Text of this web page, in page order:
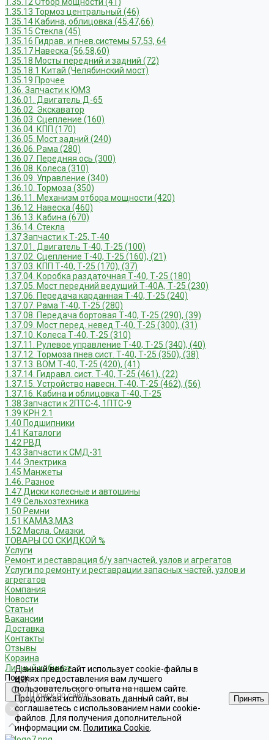
1.35.13 Тормоз центральный (46)
1.35.14 Кабина, облицовка (45,47,66)
1.35.15 Стекла (45)
1.35.16 Гидрав. и пнев.системы 57,53, 64
1.35.17 Навеска (56,58,60)
1.35.18 Мосты передний и задний (72)
1.35.18.1 Китай (Челябинский мост)
1.35.19 Прочее
1.36. Запчасти к ЮМЗ
1.36.01. Двигатель Д-65
1.36.02. Экскаватор
1.36.03. Сцепление (160)
1.36.04. КПП (170)
1.36.05. Мост задний (240)
1.36.06. Рама (280)
1.36.07. Передняя ось (300)
1.36.08. Колеса (310)
1.36.09. Управление (340)
1.36.10. Тормоза (350)
1.36.11. Механизм отбора мощности (420)
1.36.12. Навеска (460)
1.36.13. Кабина (670)
1.36.14. Стекла
1.37 Запчасти к Т-25, Т-40
1.37.01. Двигатель Т-40, Т-25 (100)
1.37.02. Сцепление Т-40, Т-25 (160), (21)
1.37.03. КПП Т-40, Т-25 (170), (37)
1.37.04. Коробка раздаточная Т-40, Т-25 (180)
1.37.05. Мост передний ведущий Т-40А, Т-25 (230)
1.37.06. Передача карданная Т-40, Т-25 (240)
1.37.07. Рама Т-40, Т-25 (280)
1.37.08. Передача бортовая Т-40, Т-25 (290), (39)
1.37.09. Мост перед. невед Т-40, Т-25 (300), (31)
1.37.10. Колеса Т-40, Т-25 (310)
1.37.11. Рулевое управление Т-40, Т-25 (340), (40)
1.37.12. Тормоза пнев.сист. Т-40, Т-25 (350), (38)
1.37.13. ВОМ Т-40, Т-25 (420), (41)
1.37.14. Гидравл. сист. Т-40, Т-25 (461), (22)
1.37.15. Устройство навесн. Т-40, Т-25 (462), (56)
1.37.16. Кабина и облицовка Т-40, Т-25
1.38 Запчасти к 2ПТС-4, 1ПТС-9
1.39 КРН 2.1
1.40 Подшипники
1.41 Каталоги
1.42 РВД
1.43 Запчасти к СМД-31
1.44 Электрика
1.45 Манжеты
1.46. Разное
1.47 Диски колесные и автошины
1.49 Сельхозтехника
1.50 Ремни
1.51 КАМАЗ,МАЗ
1.52 Масла. Смазки.
ТОВАРЫ СО СКИДКОЙ %
Услуги
Ремонт и реставрация б/у запчастей, узлов и агрегатов
Услуги по ремонту и реставрации запасных частей, узлов и
агрегатов
Компания
Новости
Статьи
Вакансии
Доставка
Контакты
Отзывы
Корзина
Личный кабинет
Поиск
Данный веб-сайт использует cookie-файлы в
целях предоставления вам лучшего
пользовательского опыта на нашем сайте.
Продолжая использовать данный сайт, вы
соглашаетесь с использованием нами cookie-
файлов. Для получения дополнительной
информации см. Политика Cookie
Принять